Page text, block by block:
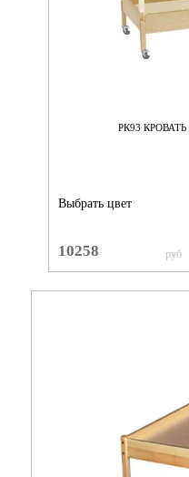
РК93
Выбрать цвет
10258 руб